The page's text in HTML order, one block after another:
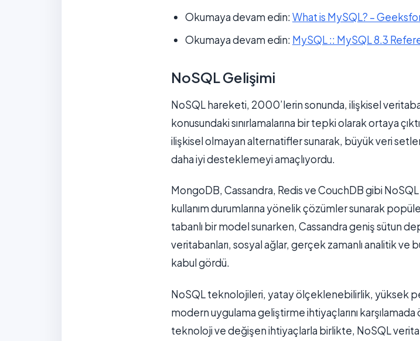
Okumaya devam edin: What is MySQL? –
Okumaya devam edin: MySQL :: MySQL 8.3
NoSQL Gelişimi
NoSQL hareketi, 2000’lerin sonunda, ilişkisel
konusundaki sınırlamalarına bir tepki olarak ortaya
ilişkisel olmayan alternatifler sunarak, büyük veri
daha iyi desteklemeyi amaçlıyordu.
MongoDB, Cassandra, Redis ve CouchDB gibi
kullanım durumlarına yönelik çözümler sunarak
tabanlı bir model sunarken, Cassandra geniş sütun
veritabanları, sosyal ağlar, gerçek zamanlı analitik ve
kabul gördü.
NoSQL teknolojileri, yatay ölçeklenebilirlik, yüksek
modern uygulama geliştirme ihtiyaçlarını
teknoloji ve değişen ihtiyaçlarla birlikte, NoSQL